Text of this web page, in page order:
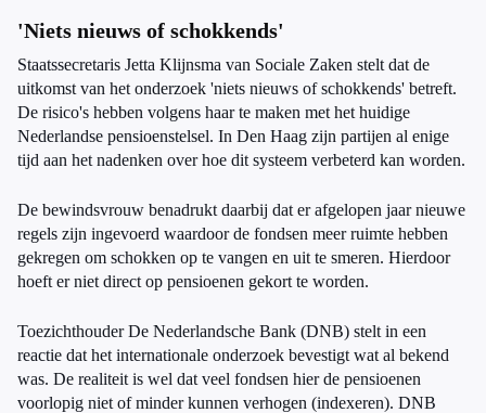
'Niets nieuws of schokkends'
Staatssecretaris Jetta Klijnsma van Sociale Zaken stelt dat de
uitkomst van het onderzoek 'niets nieuws of schokkends' betreft.
De risico's hebben volgens haar te maken met het huidige
Nederlandse pensioenstelsel. In Den Haag zijn partijen al enige
tijd aan het nadenken over hoe dit systeem verbeterd kan worden.
De bewindsvrouw benadrukt daarbij dat er afgelopen jaar nieuwe
regels zijn ingevoerd waardoor de fondsen meer ruimte hebben
gekregen om schokken op te vangen en uit te smeren. Hierdoor
hoeft er niet direct op pensioenen gekort te worden.
Toezichthouder De Nederlandsche Bank (DNB) stelt in een
reactie dat het internationale onderzoek bevestigt wat al bekend
was. De realiteit is wel dat veel fondsen hier de pensioenen
voorlopig niet of minder kunnen verhogen (indexeren). DNB